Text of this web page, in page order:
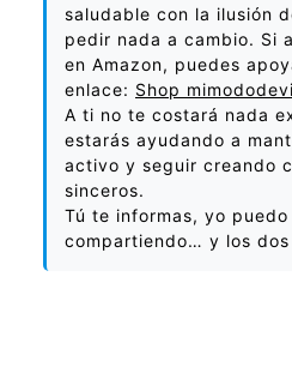
saludable con la ilusión
pedir nada a cambio. Si
en Amazon, puedes
enlace: Shop
A ti no te costará nada
estarás ayudando a
activo y seguir creando
sinceros.
Tú te informas, yo
compartiendo… y los dos